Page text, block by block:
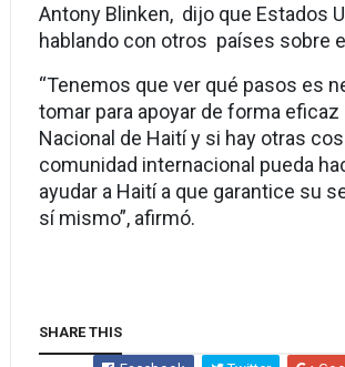
Antony Blinken, dijo que Estados
hablando con otros países sobre
“Tenemos que ver qué pasos es
tomar para apoyar de forma eficaz
Nacional de Haití y si hay otras
comunidad internacional pueda
ayudar a Haití a que garantice su
sí mismo”, afirmó.
SHARE THIS